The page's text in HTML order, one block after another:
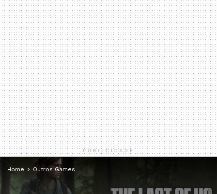
PUBLICIDADE
Home Outros Games